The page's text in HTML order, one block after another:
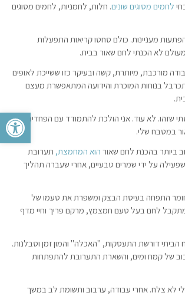
פתח
לחמים מסוגים שונים. חלות, לחמניות, לחמים מסוגים
מעניינות. כולם סחטו קריאות התפעלות
לא הכנתי לחם שאור בבית.
מורכבת, מיותרת, קשה ובעיקר כזו ששייכת לאופים
בנוחות המוכרת והידועה המתאפשרת מעצם
שזהו. לא עוד. אני הולכת להתמודד עם הפחדים
במטבח שלי.
ביותר בהכנת לחם שאור הוא המחמצת, תערובת
על ידי שמרים טבעיים, אחרי שעברה תהליך
התפחה בעיסת הבצק ומשפרת את טעמו של
לחם בעל טעם חמצמץ, מרקם פריך וחיי מדף
דורשת התעסקות, "האכלה" והמון זמן וסבלנות.
של קמח ומים, והשארת התערובת להתפתחות
לא צלח. אחרי עבודה, ערבוב ותשומת לב במשך